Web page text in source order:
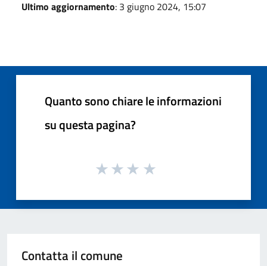
Ultimo aggiornamento: 3 giugno 2024, 15:07
Quanto sono chiare le informazioni
su questa pagina?
Contatta il comune